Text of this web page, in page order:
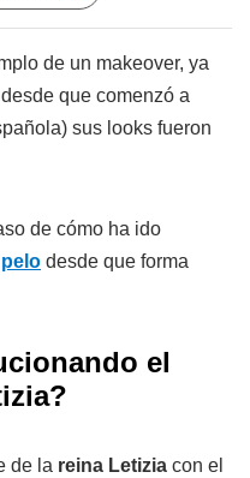
de un makeover, ya
que comenzó a
sus looks fueron
de cómo ha ido
pelo desde que forma
el
de la reina Letizia con el